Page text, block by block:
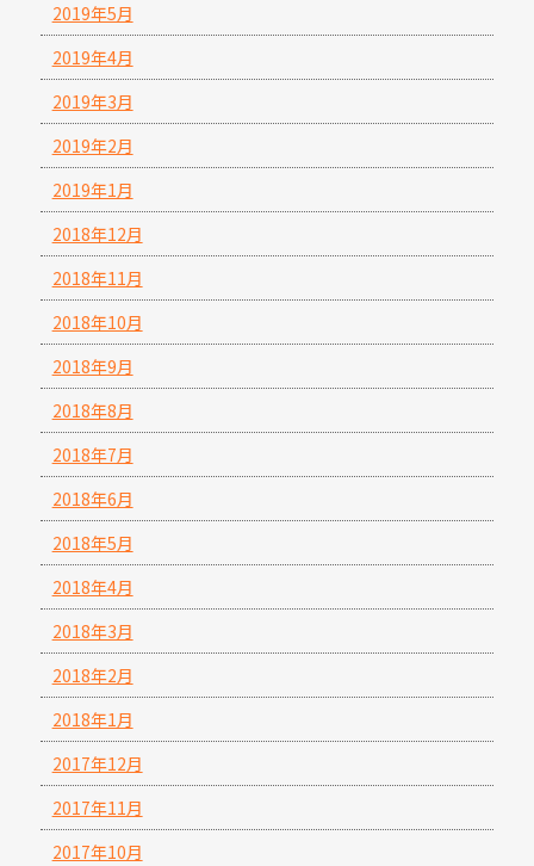
2019年5月
2019年4月
2019年3月
2019年2月
2019年1月
2018年12月
2018年11月
2018年10月
2018年9月
2018年8月
2018年7月
2018年6月
2018年5月
2018年4月
2018年3月
2018年2月
2018年1月
2017年12月
2017年11月
2017年10月